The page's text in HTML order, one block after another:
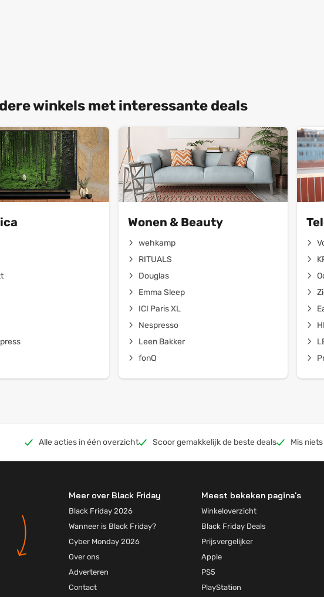
winkels met interessante deals
Wonen & Beauty
wehkamp
RITUALS
Douglas
Emma Sleep
ICI Paris XL
Nespresso
Leen Bakker
fonQ
Alle acties in één overzicht Scoor gemakkelijk de beste deals Mis
Meer over Black Friday
Black Friday 2026
Wanneer is Black Friday?
Cyber Monday 2026
Over ons
Adverteren
Contact
Meest bekeken pagina's
Winkeloverzicht
Black Friday Deals
Prijsvergelijker
Apple
PS5
PlayStation